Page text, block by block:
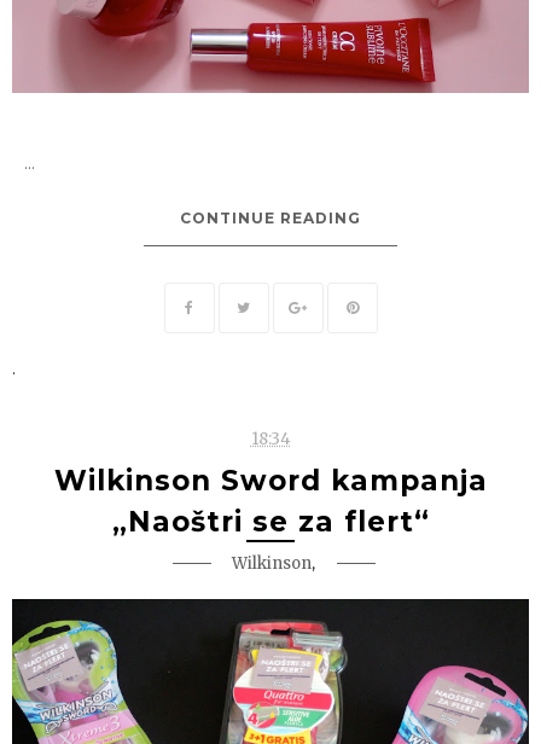
...
CONTINUE READING
.
18:34
Wilkinson Sword kampanja
„Naoštri se za flert“
Wilkinson,